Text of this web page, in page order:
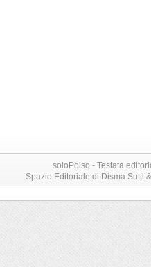
soloPolso - Testata
Spazio Editoriale di Disma Sutti